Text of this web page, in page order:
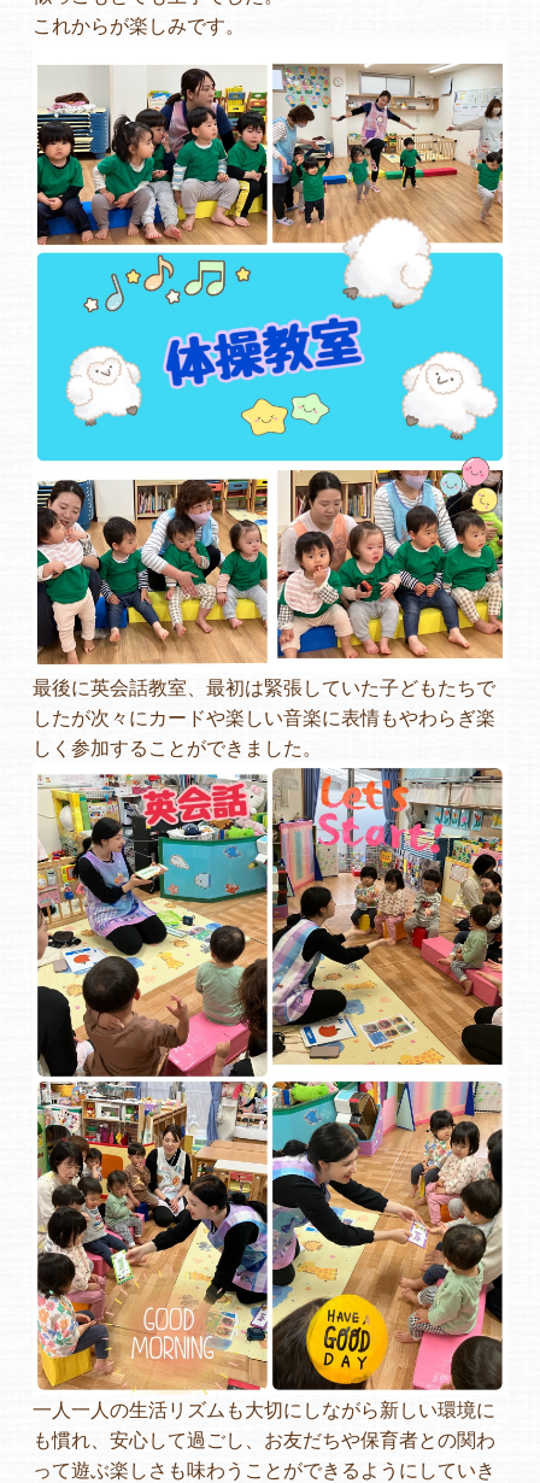
これからが楽しみです。
最後に英会話教室、最初は緊張していた子どもたちで
したが次々にカードや楽しい音楽に表情もやわらぎ楽
しく参加することができました。
一人一人の生活リズムも大切にしながら新しい環境に
も慣れ、安心して過ごし、お友だちや保育者との関わ
って遊ぶ楽しさも味わうことができるようにしていき